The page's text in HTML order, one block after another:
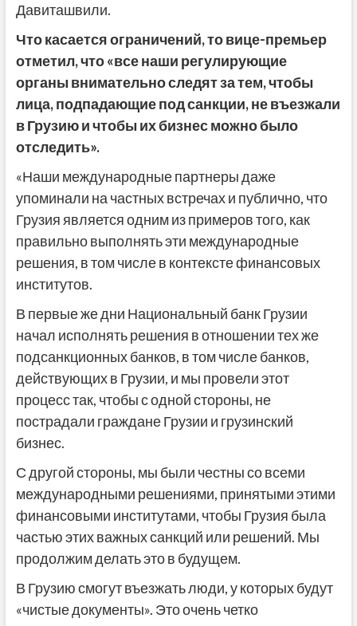
Давиташвили.
Что касается ограничений, то вице-премьер
отметил, что «все наши регулирующие
органы внимательно следят за тем, чтобы
лица, подпадающие под санкции, не въезжали
в Грузию и чтобы их бизнес можно было
отследить».
«Наши международные партнеры даже
упоминали на частных встречах и публично, что
Грузия является одним из примеров того, как
правильно выполнять эти международные
решения, в том числе в контексте финансовых
институтов.
В первые же дни Национальный банк Грузии
начал исполнять решения в отношении тех же
подсанкционных банков, в том числе банков,
действующих в Грузии, и мы провели этот
процесс так, чтобы с одной стороны, не
пострадали граждане Грузии и грузинский
бизнес.
С другой стороны, мы были честны со всеми
международными решениями, принятыми этими
финансовыми институтами, чтобы Грузия была
частью этих важных санкций или решений. Мы
продолжим делать это в будущем.
В Грузию смогут въезжать люди, у которых будут
«чистые документы». Это очень четко